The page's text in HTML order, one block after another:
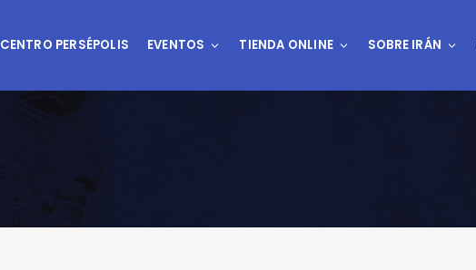
CENTRO PERSÉPOLIS EVENTOS TIENDA ONLINE SOBRE IRÁN